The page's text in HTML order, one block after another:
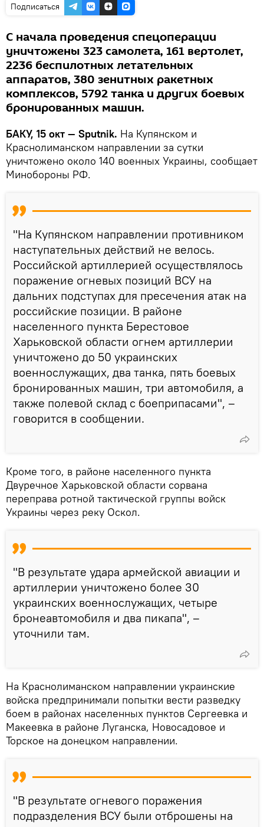
Подписаться
С начала проведения спецоперации
уничтожены 323 самолета, 161 вертолет,
2236 беспилотных летательных
аппаратов, 380 зенитных ракетных
комплексов, 5792 танка и других боевых
бронированных машин.
БАКУ, 15 окт — Sputnik. На Купянском и
Краснолиманском направлении за сутки
уничтожено около 140 военных Украины, сообщает
Минобороны РФ.
"На Купянском направлении противником
наступательных действий не велось.
Российской артиллерией осуществлялось
поражение огневых позиций ВСУ на
дальних подступах для пресечения атак на
российские позиции. В районе
населенного пункта Берестовое
Харьковской области огнем артиллерии
уничтожено до 50 украинских
военнослужащих, два танка, пять боевых
бронированных машин, три автомобиля, а
также полевой склад с боеприпасами", –
говорится в сообщении.
Кроме того, в районе населенного пункта
Двуречное Харьковской области сорвана
переправа ротной тактической группы войск
Украины через реку Оскол.
"В результате удара армейской авиации и
артиллерии уничтожено более 30
украинских военнослужащих, четыре
бронеавтомобиля и два пикапа", –
уточнили там.
На Краснолиманском направлении украинские
войска предпринимали попытки вести разведку
боем в районах населенных пунктов Сергеевка и
Макеевка в районе Луганска, Новосадовое и
Торское на донецком направлении.
"В результате огневого поражения
подразделения ВСУ были отброшены на